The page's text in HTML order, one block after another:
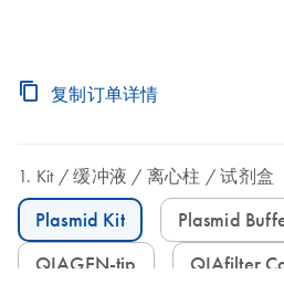
复制订单详情
Kit 缓冲液 离心柱 试剂盒
Plasmid Kit
Plasmid
QIAGEN-tip
QIAfilter